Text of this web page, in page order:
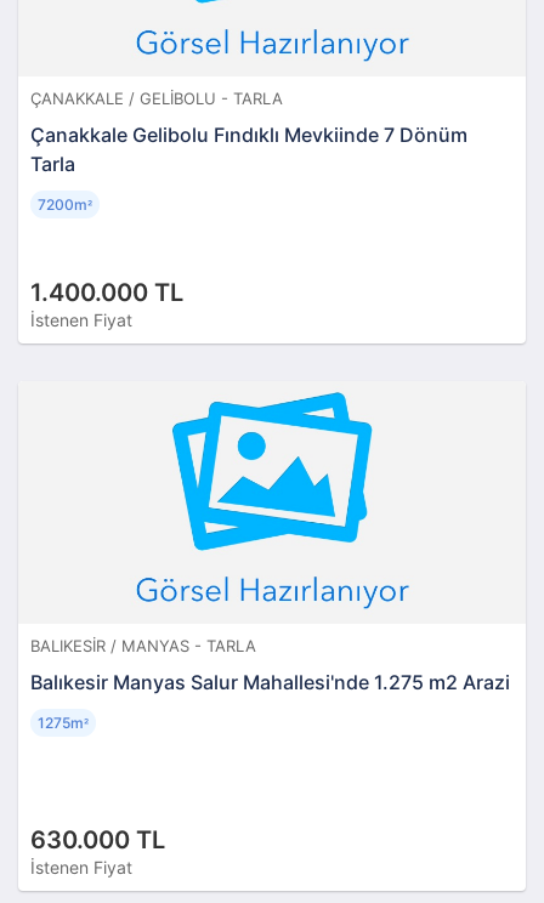
ÇANAKKALE / GELIBOLU - TARLA
Çanakkale Gelibolu Fındıklı Mevkiinde 7 Dönüm
Tarla
1.400.000 TL
İstenen Fiyat
7200m²
BALIKESIR / MANYAS - TARLA
Balıkesir Manyas Salur Mahallesi'nde 1.275 m2 Arazi
630.000 TL
İstenen Fiyat
1275m²